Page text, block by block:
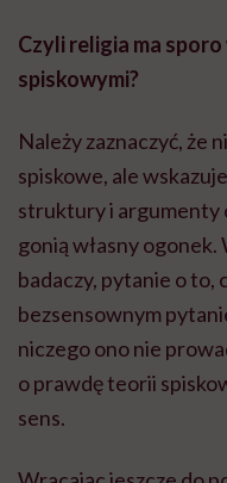
Czyli religia ma
spiskowymi?
Należy zaznaczyć, że
spiskowe, ale
struktury i argumenty
gonią własny
badaczy, pytanie o to,
bezsensownym
niczego ono nie
o prawdę teorii
sens.